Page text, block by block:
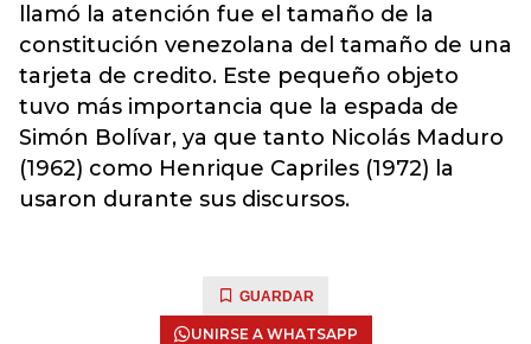
llamó la atención fue el tamaño de la
constitución venezolana del tamaño de una
tarjeta de credito. Este pequeño objeto
tuvo más importancia que la espada de
Simón Bolívar, ya que tanto Nicolás Maduro
(1962) como Henrique Capriles (1972) la
usaron durante sus discursos.
GUARDAR
UNIRSE A WHATSAPP